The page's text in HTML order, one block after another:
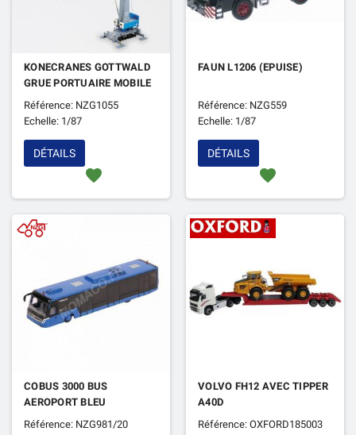
KONECRANES GOTTWALD
GRUE PORTUAIRE MOBILE
Référence: NZG1055
Echelle: 1/87
favorite
DÉTAILS
FAUN L1206 (EPUISE)
Référence: NZG559
Echelle: 1/87
favorite
DÉTAILS
COBUS 3000 BUS
AEROPORT BLEU
Référence: NZG981/20
VOLVO FH12 AVEC TIPPER
A40D
Référence: OXFORD185003